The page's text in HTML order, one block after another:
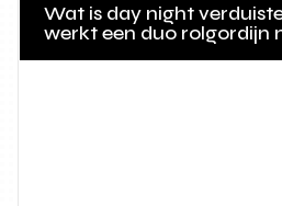
Wat is day night
werkt een duo rolgordijn